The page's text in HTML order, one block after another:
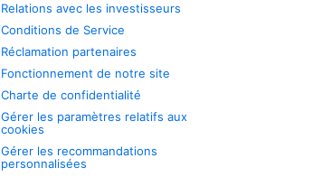
Relations avec les investisseurs
Conditions de Service
Réclamation partenaires
Fonctionnement de notre site
Charte de confidentialité
Gérer les paramètres relatifs aux
cookies
Gérer les recommandations
personnalisées